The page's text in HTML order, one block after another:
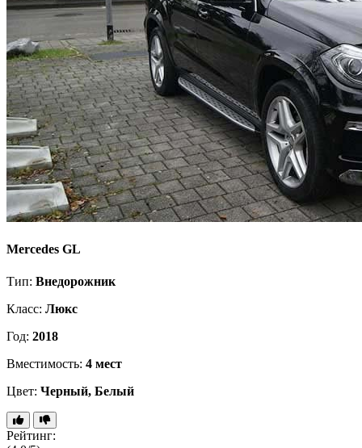
Mercedes GL
Тип: Внедорожник
Класс: Люкс
Год: 2018
Вместимость: 4 мест
Цвет: Черный, Белый
Рейтинг: